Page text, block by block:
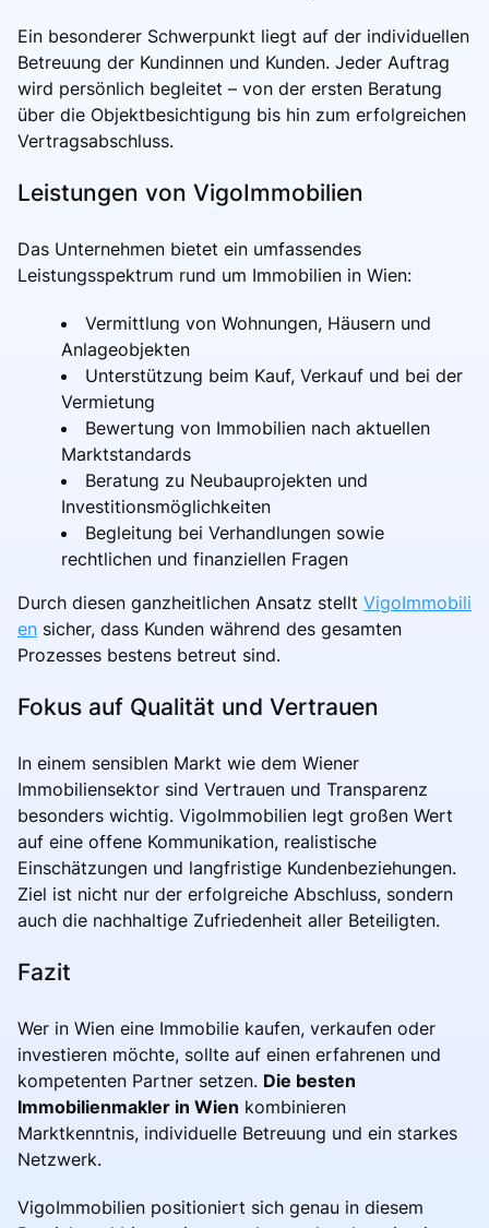
Ein besonderer Schwerpunkt liegt auf der individuellen
Betreuung der Kundinnen und Kunden. Jeder Auftrag
wird persönlich begleitet – von der ersten Beratung
über die Objektbesichtigung bis hin zum erfolgreichen
Vertragsabschluss.
Leistungen von VigoImmobilien
Das Unternehmen bietet ein umfassendes
Leistungsspektrum rund um Immobilien in Wien:
Vermittlung von Wohnungen, Häusern und
Anlageobjekten
Unterstützung beim Kauf, Verkauf und bei der
Vermietung
Bewertung von Immobilien nach aktuellen
Marktstandards
Beratung zu Neubauprojekten und
Investitionsmöglichkeiten
Begleitung bei Verhandlungen sowie
rechtlichen und finanziellen Fragen
Durch diesen ganzheitlichen Ansatz stellt VigoImmobili
en sicher, dass Kunden während des gesamten
Prozesses bestens betreut sind.
Fokus auf Qualität und Vertrauen
In einem sensiblen Markt wie dem Wiener
Immobiliensektor sind Vertrauen und Transparenz
besonders wichtig. VigoImmobilien legt großen Wert
auf eine offene Kommunikation, realistische
Einschätzungen und langfristige Kundenbeziehungen.
Ziel ist nicht nur der erfolgreiche Abschluss, sondern
auch die nachhaltige Zufriedenheit aller Beteiligten.
Fazit
Wer in Wien eine Immobilie kaufen, verkaufen oder
investieren möchte, sollte auf einen erfahrenen und
kompetenten Partner setzen. Die besten
Immobilienmakler in Wien kombinieren
Marktkenntnis, individuelle Betreuung und ein starkes
Netzwerk.
VigoImmobilien positioniert sich genau in diesem